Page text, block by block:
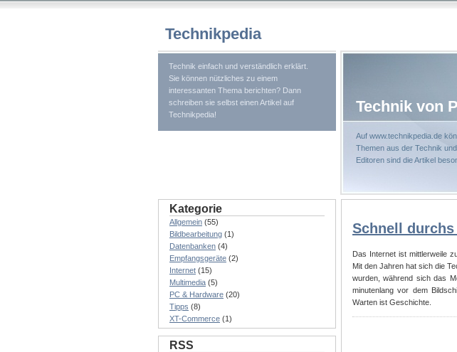
Technikpedia
Technik einfach und verständlich erklärt.
Sie können nützliches zu einem
interessanten Thema berichten? Dann
schreiben sie selbst einen Artikel auf
Technikpedia!
Technik von
Auf www.technikpedia.de
Themen aus der Technik
Editoren sind die Artikel
Schnell
Das Internet ist mittlerweile
Mit den Jahren hat sich die
wurden, während sich das
minutenlang vor dem
Warten ist Geschichte.
Kategorie
Allgemein (55)
Bildbearbeitung (1)
Datenbanken (4)
Empfangsgeräte (2)
Internet (15)
Multimedia (5)
PC & Hardware (20)
Tipps (8)
XT-Commerce (1)
RSS